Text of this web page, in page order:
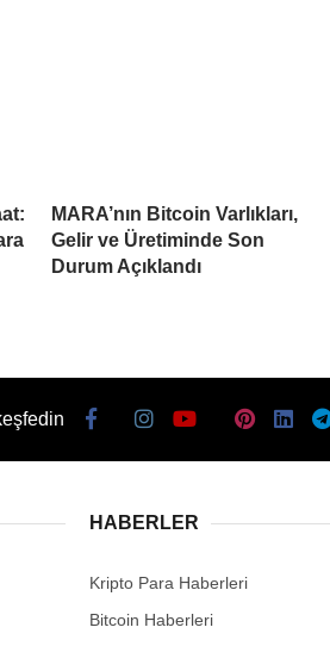
MARA’nın Bitcoin Varlıkları,
Gelir ve Üretiminde Son
Durum Açıklandı
HABERLER
Kripto Para Haberleri
Bitcoin Haberleri